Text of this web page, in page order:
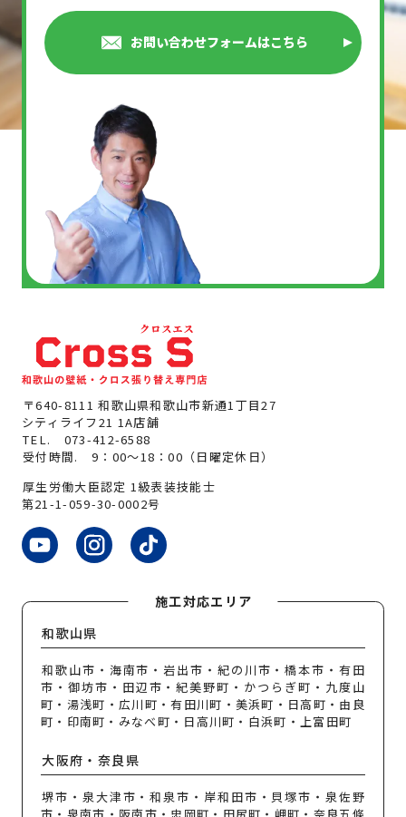
お問い合わせフォームはこちら
〒640-8111 和歌山県和歌山市新通1丁目27
シティライフ21 1A店舗
TEL. 073-412-6588
受付時間. 9：00～18：00（日曜定休日）
厚生労働大臣認定 1級表装技能士
第21-1-059-30-0002号
施工対応エリア
和歌山県
和歌山市・海南市・岩出市・紀の川市・橋本市・有田
市・御坊市・田辺市・紀美野町・かつらぎ町・九度山
町・湯浅町・広川町・有田川町・美浜町・日高町・由良
町・印南町・みなべ町・日高川町・白浜町・上富田町
大阪府・奈良県
堺市・泉大津市・和泉市・岸和田市・貝塚市・泉佐野